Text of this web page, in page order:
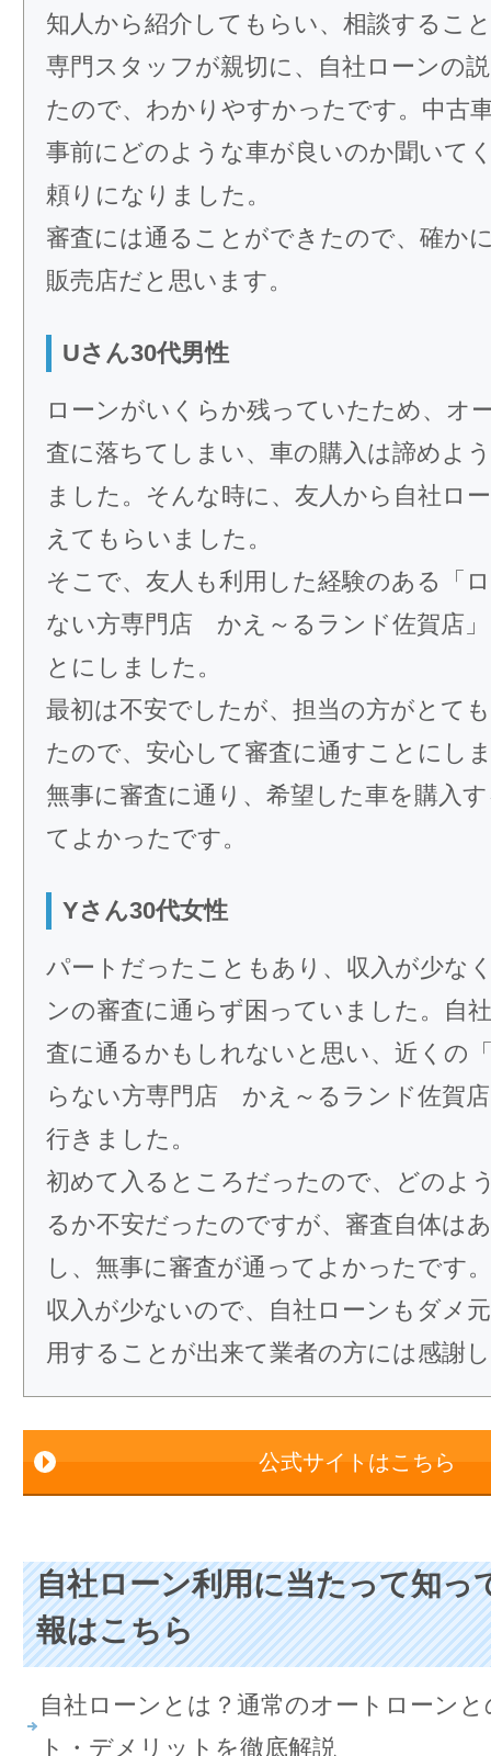
知人から紹介してもらい、相談するこ
専門スタッフが親切に、自社ローンの
たので、わかりやすかったです。中古
事前にどのような車が良いのか聞いて
頼りになりました。
審査には通ることができたので、確か
販売店だと思います。
Uさん30代男性
ローンがいくらか残っていたため、オ
査に落ちてしまい、車の購入は諦めよ
ました。そんな時に、友人から自社ロ
えてもらいました。
そこで、友人も利用した経験のある「
ない方専門店 かえ～るランド佐賀店
とにしました。
最初は不安でしたが、担当の方がとて
たので、安心して審査に通すことにし
無事に審査に通り、希望した車を購入
てよかったです。
Yさん30代女性
パートだったこともあり、収入が少な
ンの審査に通らず困っていました。自
査に通るかもしれないと思い、近くの
らない方専門店 かえ～るランド佐賀
行きました。
初めて入るところだったので、どのよ
るか不安だったのですが、審査自体は
し、無事に審査が通ってよかったです。
収入が少ないので、自社ローンもダメ
用することが出来て業者の方には感謝
公式サイトはこちら
自社ローン利用に当たって知っ
報はこちら
自社ローンとは？通常のオートローン
ト・デメリットを徹底解説